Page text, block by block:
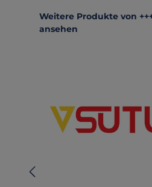
Produktgalerie überspringen
Weitere Produkte von
ansehen